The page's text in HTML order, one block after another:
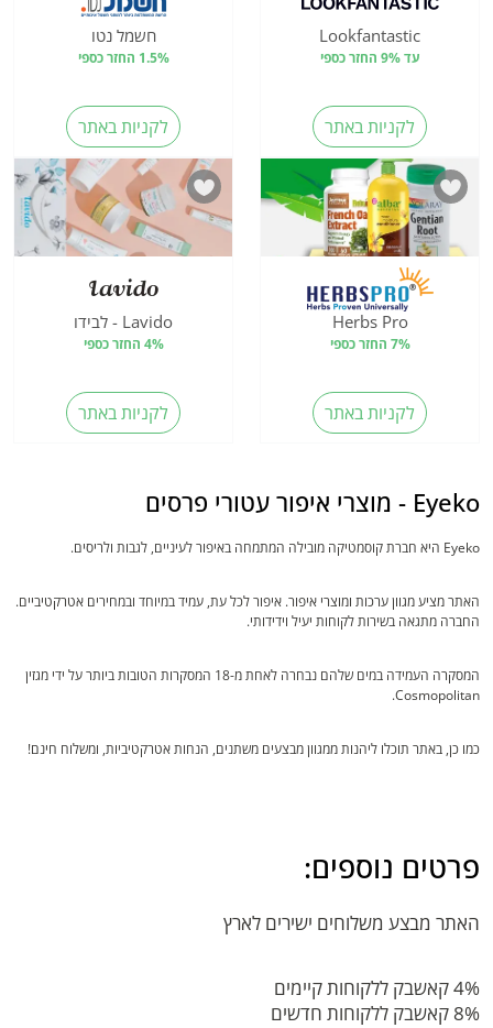
Lookfantastic
עד 9% החזר כספי
לקניות באתר
חשמל נטו
1.5% החזר כספי
לקניות באתר
Herbs Pro
7% החזר כספי
לקניות באתר
Lavido - לבידו
4% החזר כספי
לקניות באתר
Eyeko - מוצרי איפור עטורי פרסים
Eyeko היא חברת קוסמטיקה מובילה המתמחה באיפור לעיניים, לגבות ולריסים.
האתר מציע מגוון ערכות ומוצרי איפור. איפור לכל עת, עמיד במיוחד ובמחירים אטרקטיביים.
החברה מתגאה בשירות לקוחות יעיל וידידותי.
המסקרה העמידה במים שלהם נבחרה לאחת מ-18 המסקרות הטובות ביותר על ידי מגזין
Cosmopolitan.
כמו כן, באתר תוכלו ליהנות ממגוון מבצעים משתנים, הנחות אטרקטיביות, ומשלוח חינם!
פרטים נוספים:
האתר מבצע משלוחים ישירים לארץ
4% קאשבק ללקוחות קיימים
8% קאשבק ללקוחות חדשים